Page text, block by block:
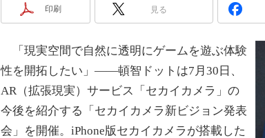
印刷 見る
「現実空間で自然に透明にゲームを遊ぶ体験
性を開拓したい」――頓智ドットは7月30日、
AR（拡張現実）サービス「セカイカメラ」の
今後を紹介する「セカイカメラ新ビジョン発表
会」を開催。iPhone版セカイカメラが搭載した